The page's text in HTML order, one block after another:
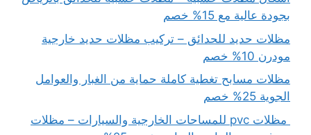
بجودة عالية مع 15% خصم
مظلات حديد للحدائق – تركيب مظلات حديد خارجية
مودرن 10% خصم
مظلات مسابح تغطية كاملة حماية من الغبار والعوامل
الجوية 25% خصم
مظلات pvc للمساحات الخارجية والسيارات – مظلات